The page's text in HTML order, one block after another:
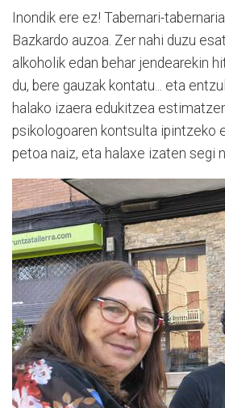
Inondik ere ez! Tabernari-
Bazkardo auzoa. Zer nahi duzu
alkoholik edan behar jendearekin
du, bere gauzak kontatu... eta
halako izaera edukitzea
psikologoaren kontsulta ipintzeko
petoa naiz, eta halaxe izaten segi